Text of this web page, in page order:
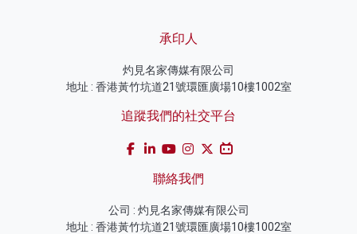
承印人
灼見名家傳媒有限公司
地址 : 香港黃竹坑道21號環匯廣場10樓1002室
追蹤我們的社交平台
聯絡我們
公司 : 灼見名家傳媒有限公司
地址 : 香港黃竹坑道21號環匯廣場10樓1002室